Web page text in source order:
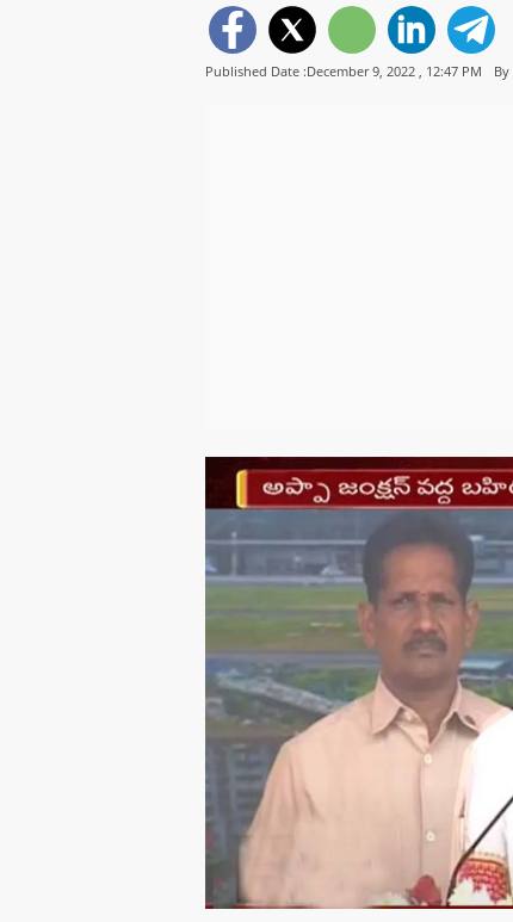
Published Date :December 9, 2022 , 12:47 PM By